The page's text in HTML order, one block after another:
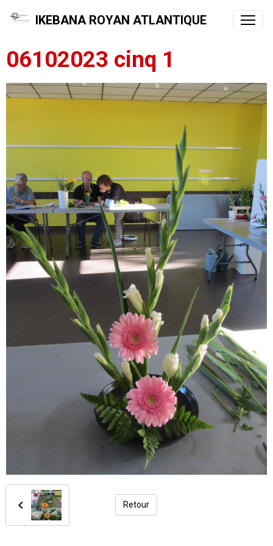
IKEBANA ROYAN ATLANTIQUE
06102023 cinq 1
Retour